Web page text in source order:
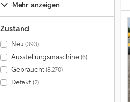
Mehr anzeigen
Zustand
Neu (393)
Ausstellungsmaschine(6)
Gebraucht(8.270)
Defekt(2)